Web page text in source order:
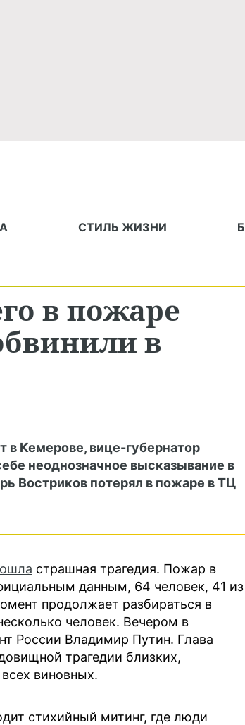
СТИЛЬ ЖИЗНИ
в пожаре
в
в Кемерове, вице-губернатор
неоднозначное высказывание в
Востриков потерял в пожаре в ТЦ
страшная трагедия. Пожар в
данным, 64 человек, 41 из
продолжает разбираться в
человек. Вечером в
России Владимир Путин. Глава
трагедии близких,
виновных.
стихийный митинг, где люди